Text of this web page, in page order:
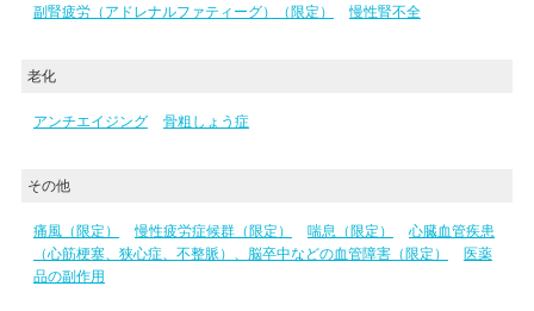
副腎疲労（アドレナルファティーグ）（限定） 慢性腎不全
老化
アンチエイジング 骨粗しょう症
その他
痛風（限定） 慢性疲労症候群（限定） 喘息（限定）
心臓血管疾患
（心筋梗塞、狭心症、不整脈）、脳卒中などの血管障害（限定）
医薬
品の副作用